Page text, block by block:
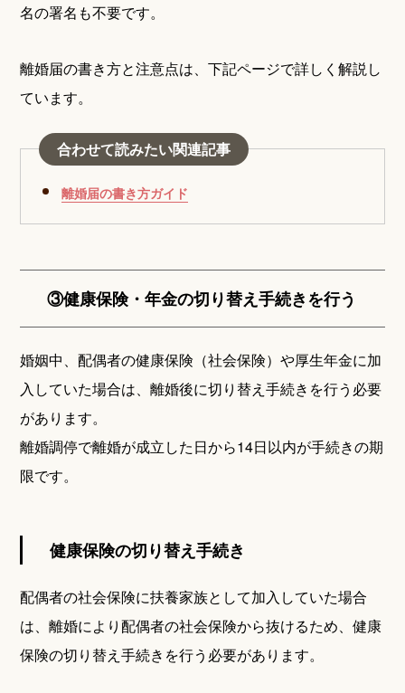
名の署名も不要です。
離婚届の書き方と注意点は、下記ページで詳しく解説し
ています。
合わせて読みたい関連記事
離婚届の書き方ガイド
③健康保険・年金の切り替え手続きを行う
婚姻中、配偶者の健康保険（社会保険）や厚生年金に加
入していた場合は、離婚後に切り替え手続きを行う必要
があります。
離婚調停で離婚が成立した日から14日以内が手続きの期
限です。
健康保険の切り替え手続き
配偶者の社会保険に扶養家族として加入していた場合
は、離婚により配偶者の社会保険から抜けるため、健康
保険の切り替え手続きを行う必要があります。